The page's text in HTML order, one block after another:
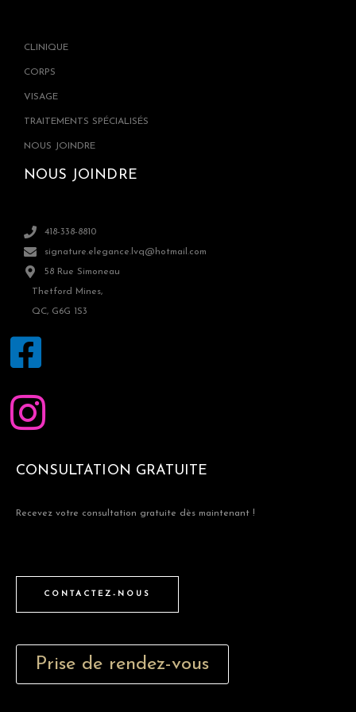
CLINIQUE
CORPS
VISAGE
TRAITEMENTS SPÉCIALISÉS
NOUS JOINDRE
NOUS JOINDRE
418-338-8810
signature.elegance.lvq@hotmail.com
58 Rue Simoneau
Thetford Mines,
QC, G6G 1S3
CONSULTATION GRATUITE
Recevez votre consultation gratuite dès maintenant !
CONTACTEZ-NOUS
Prise de rendez-vous